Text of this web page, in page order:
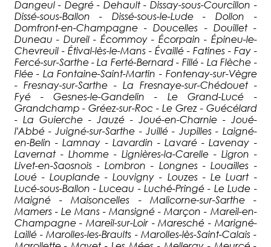
Dangeul - Degré - Dehault - Dissay-sous-Courcillon -
Dissé-sous-Ballon - Dissé-sous-le-Lude - Dollon -
Domfront-en-Champagne - Doucelles - Douillet -
Duneau - Dureil - Écommoy - Écorpain - Épineu-le-
Chevreuil - Étival-lès-le-Mans - Évaillé - Fatines - Fay -
Fercé-sur-Sarthe - La Ferté-Bernard - Fillé - La Flèche -
Flée - La Fontaine-Saint-Martin - Fontenay-sur-Vègre
- Fresnay-sur-Sarthe - La Fresnaye-sur-Chédouet -
Fyé - Gesnes-le-Gandelin - Le Grand-Lucé -
Grandchamp - Gréez-sur-Roc - Le Grez - Guécélard
- La Guierche - Jauzé - Joué-en-Charnie - Joué-
l'Abbé - Juigné-sur-Sarthe - Juillé - Jupilles - Laigné-
en-Belin - Lamnay - Lavardin - Lavaré - Lavenay -
Lavernat - Lhomme - Lignières-la-Carelle - Ligron -
Livet-en-Saosnois - Lombron - Longnes - Louailles -
Loué - Louplande - Louvigny - Louzes - Le Luart -
Lucé-sous-Ballon - Luceau - Luché-Pringé - Le Lude -
Maigné - Maisoncelles - Malicorne-sur-Sarthe -
Mamers - Le Mans - Mansigné - Marçon - Mareil-en-
Champagne - Mareil-sur-Loir - Maresché - Marigné-
Laillé - Marolles-les-Braults - Marolles-lès-Saint-Calais -